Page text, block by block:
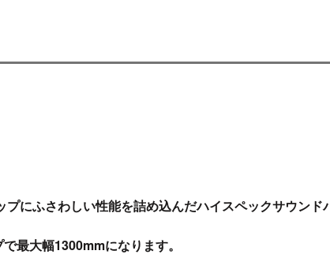
にふさわしい性能を詰め込んだハイスペックサウンド
最大幅1300mmになります。